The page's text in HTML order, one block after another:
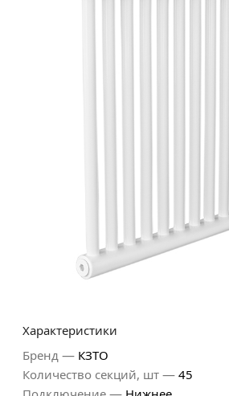
Характеристики
Бренд — КЗТО
Количество секций, шт — 45